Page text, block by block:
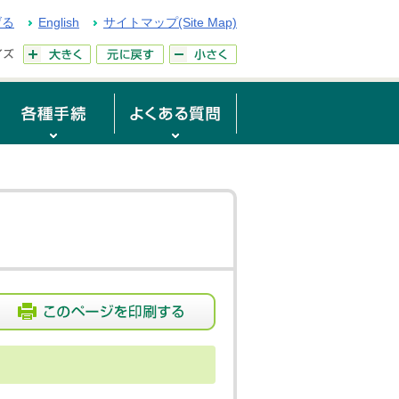
English サイトマップ(Site Map)